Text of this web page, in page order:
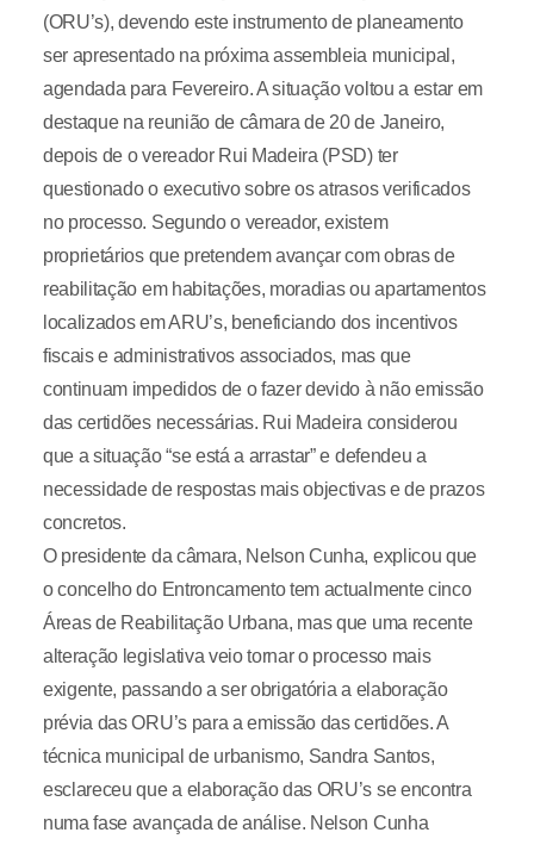
(ORU’s), devendo este instrumento de planeamento
ser apresentado na próxima assembleia municipal,
agendada para Fevereiro. A situação voltou a estar em
destaque na reunião de câmara de 20 de Janeiro,
depois de o vereador Rui Madeira (PSD) ter
questionado o executivo sobre os atrasos verificados
no processo. Segundo o vereador, existem
proprietários que pretendem avançar com obras de
reabilitação em habitações, moradias ou apartamentos
localizados em ARU’s, beneficiando dos incentivos
fiscais e administrativos associados, mas que
continuam impedidos de o fazer devido à não emissão
das certidões necessárias. Rui Madeira considerou
que a situação “se está a arrastar” e defendeu a
necessidade de respostas mais objectivas e de prazos
concretos.
O presidente da câmara, Nelson Cunha, explicou que
o concelho do Entroncamento tem actualmente cinco
Áreas de Reabilitação Urbana, mas que uma recente
alteração legislativa veio tornar o processo mais
exigente, passando a ser obrigatória a elaboração
prévia das ORU’s para a emissão das certidões. A
técnica municipal de urbanismo, Sandra Santos,
esclareceu que a elaboração das ORU’s se encontra
numa fase avançada de análise. Nelson Cunha